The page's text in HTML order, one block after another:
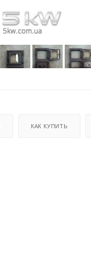
КАК КУПИТЬ